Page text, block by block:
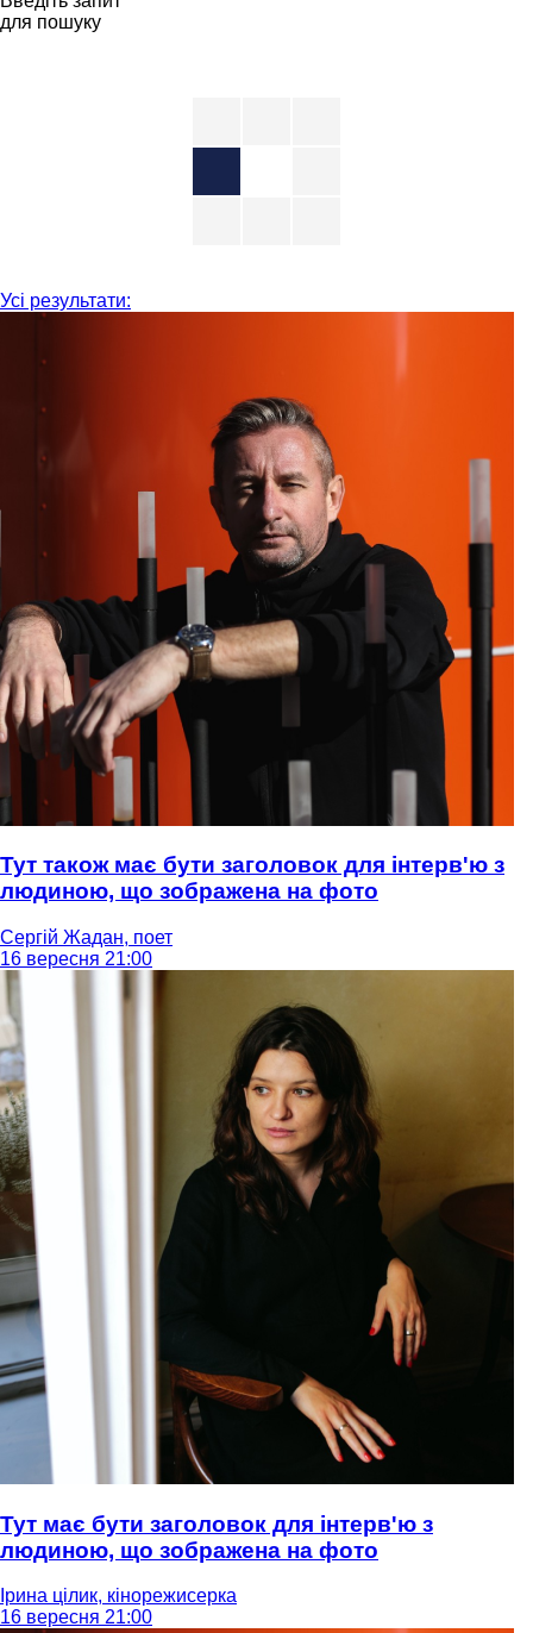
для пошуку
Усі результати:
Тут також має бути заголовок для інтерв'ю з
людиною, що зображена на фото
Сергій Жадан, поет
16 вересня 21:00
Тут має бути заголовок для інтерв'ю з
людиною, що зображена на фото
Ірина цілик, кінорежисерка
16 вересня 21:00